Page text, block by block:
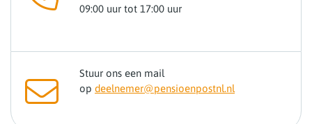
09:00 uur tot 17:00 uur
Stuur ons een mail
op deelnemer@pensioenpostnl.nl